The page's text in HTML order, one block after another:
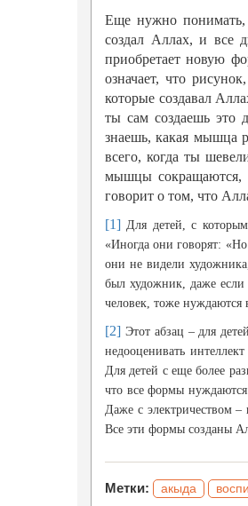
Еще нужно понимать,
создал Аллах, и все
приобретает новую
означает, что
которые создавал
ты сам создаешь это
знаешь, какая мышца
всего, когда ты
мышцы сокращаются,
говорит о том, что
[1] Для детей, с
«Иногда они говорят:
они не видели
был художник, даже если
человек, тоже нуждаются
[2] Этот абзац – для
недооценивать
Для детей с еще более
что все формы нуждаются
Даже с электричеством
Все эти формы созданы
Метки: акыда